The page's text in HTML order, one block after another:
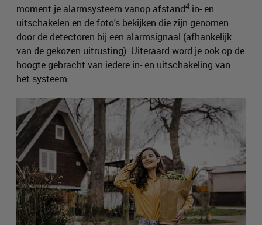
moment je alarmsysteem vanop afstand4 in- en
uitschakelen en de foto's bekijken die zijn genomen
door de detectoren bij een alarmsignaal (afhankelijk
van de gekozen uitrusting). Uiteraard word je ook op de
hoogte gebracht van iedere in- en uitschakeling van
het systeem.